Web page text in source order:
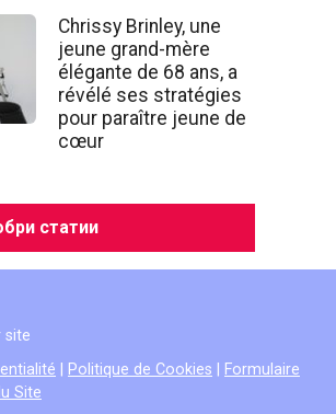
Chrissy Brinley, une
jeune grand-mère
élégante de 68 ans, a
révélé ses stratégies
pour paraître jeune de
cœur
статии
site
Politique de Cookies
Formulaire
Site